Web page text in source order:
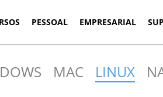
PESSOAL EMPRESARIAL
MAC LINUX